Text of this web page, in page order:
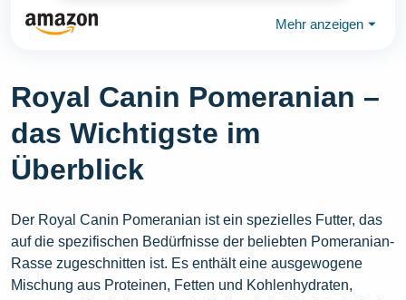
Mehr anzeigen ⏷
Royal Canin Pomeranian –
das Wichtigste im
Überblick
Der Royal Canin Pomeranian ist ein spezielles Futter, das
auf die spezifischen Bedürfnisse der beliebten Pomeranian-
Rasse zugeschnitten ist. Es enthält eine ausgewogene
Mischung aus Proteinen, Fetten und Kohlenhydraten,